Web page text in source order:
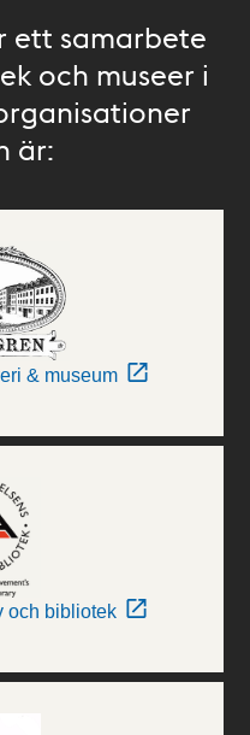
ett samarbete
och museer i
är:
& museum
och bibliotek